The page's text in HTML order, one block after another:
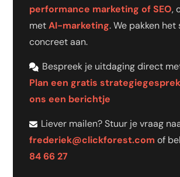
performance marketing of SEO,
metAI-marketing. We pakken het
concreet aan.
Bespreek je uitdaging direct
Plan een gratis strategiegesprek
ons een berichtje
Liever mailen? Stuur je vraag
frederiek@clickforest.com of bel
84 66 27